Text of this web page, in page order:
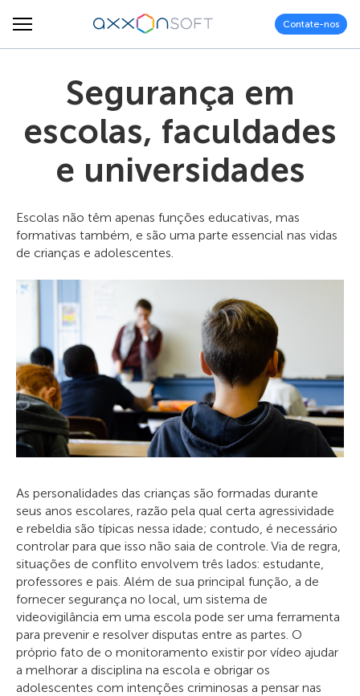
Contate-nos
Segurança em
escolas, faculdades
e universidades
Escolas não têm apenas funções educativas, mas
formativas também, e são uma parte essencial nas vidas
de crianças e adolescentes.
As personalidades das crianças são formadas durante
seus anos escolares, razão pela qual certa agressividade
e rebeldia são típicas nessa idade; contudo, é necessário
controlar para que isso não saia de controle. Via de regra,
situações de conflito envolvem três lados: estudante,
professores e pais. Além de sua principal função, a de
fornecer segurança no local, um sistema de
videovigilância em uma escola pode ser uma ferramenta
para prevenir e resolver disputas entre as partes. O
próprio fato de o monitoramento existir por vídeo ajudar
a melhorar a disciplina na escola e obrigar os
adolescentes com intenções criminosas a pensar nas